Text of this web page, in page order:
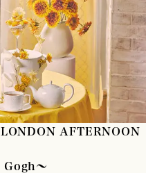
AFTERNOON
～